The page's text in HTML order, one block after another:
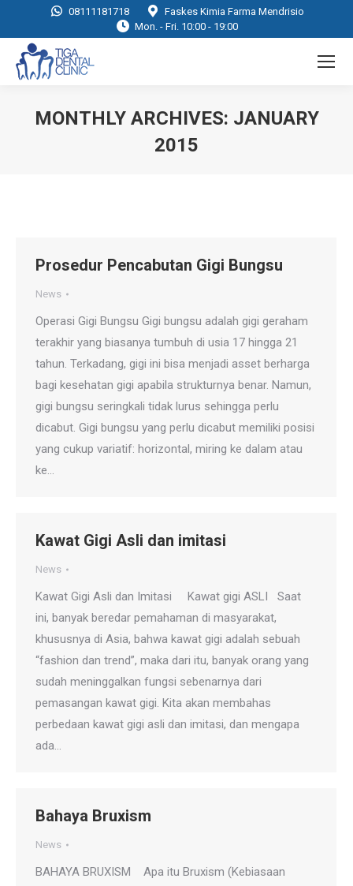
08111181718
Faskes Kimia Farma Mendrisio
Mon. - Fri. 10:00 - 19:00
MONTHLY ARCHIVES: JANUARY
2015
Prosedur Pencabutan Gigi Bungsu
News
Operasi Gigi Bungsu Gigi bungsu adalah gigi geraham
terakhir yang biasanya tumbuh di usia 17 hingga 21
tahun. Terkadang, gigi ini bisa menjadi asset berharga
bagi kesehatan gigi apabila strukturnya benar. Namun,
gigi bungsu seringkali tidak lurus sehingga perlu
dicabut. Gigi bungsu yang perlu dicabut memiliki posisi
yang cukup variatif: horizontal, miring ke dalam atau
ke…
Kawat Gigi Asli dan imitasi
News
Kawat Gigi Asli dan Imitasi Kawat gigi ASLI Saat
ini, banyak beredar pemahaman di masyarakat,
khususnya di Asia, bahwa kawat gigi adalah sebuah
“fashion dan trend”, maka dari itu, banyak orang yang
sudah meninggalkan fungsi sebenarnya dari
pemasangan kawat gigi. Kita akan membahas
perbedaan kawat gigi asli dan imitasi, dan mengapa
ada…
Bahaya Bruxism
News
BAHAYA BRUXISM Apa itu Bruxism (Kebiasaan